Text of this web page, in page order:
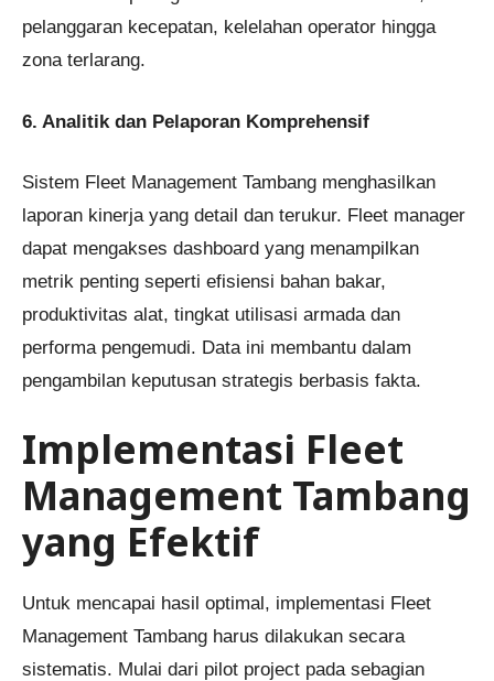
pelanggaran kecepatan, kelelahan operator hingga
zona terlarang.
6. Analitik dan Pelaporan Komprehensif
Sistem Fleet Management Tambang menghasilkan
laporan kinerja yang detail dan terukur. Fleet manager
dapat mengakses dashboard yang menampilkan
metrik penting seperti efisiensi bahan bakar,
produktivitas alat, tingkat utilisasi armada dan
performa pengemudi. Data ini membantu dalam
pengambilan keputusan strategis berbasis fakta.
Implementasi Fleet
Management Tambang
yang Efektif
Untuk mencapai hasil optimal, implementasi Fleet
Management Tambang harus dilakukan secara
sistematis. Mulai dari pilot project pada sebagian